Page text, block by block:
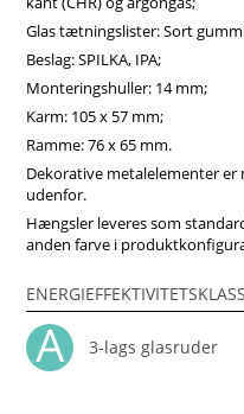
mod solinduceret varme,
lydisoleringsniveau.Vores
men investeringer i dit
æstetiske appel. Vi
midten af træ, som vil
holdbarhed og i høj grad
vinduer i Vinduerpro
høj sidehængt combi
Glas tætningslister: Sort
Beslag: SPILKA, IPA;
Monteringshuller: 14 mm;
Karm: 105 x 57 mm;
Ramme: 76 x 65 mm.
Dekorative metalelementer
udenfor.
Hængsler leveres som
anden farve i
3-lags glasruder